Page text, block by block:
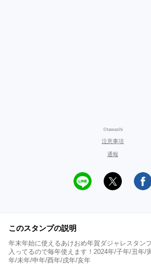
©tawashi
注意事項
通報
このスタンプの説明
年末年始に使えるあけおめ年賀ダジャレスタン
入ってるので毎年使えます！2024年/子年/丑年/
年/未年/申年/酉年/戌年/亥年